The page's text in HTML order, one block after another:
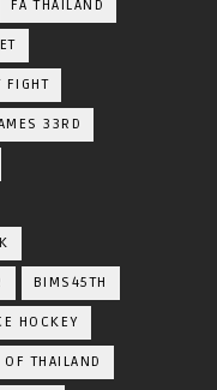
FA THAILAND
FIGHT
33RD
BIMS45TH
HOCKEY
THAILAND